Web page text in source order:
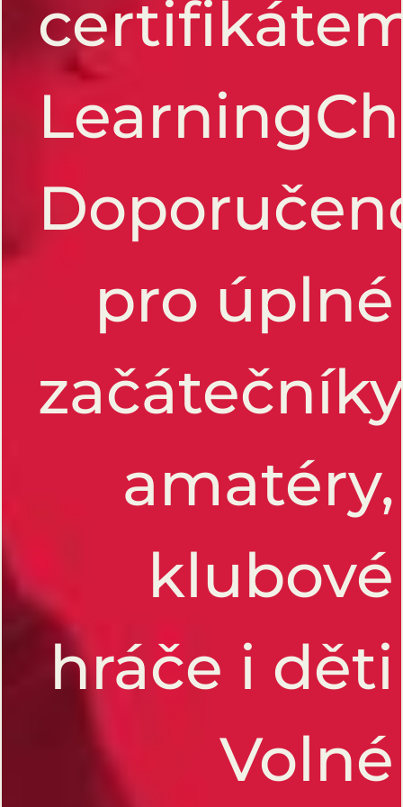
pro úplné
amatéry,
klubové
hráče i děti
Volné